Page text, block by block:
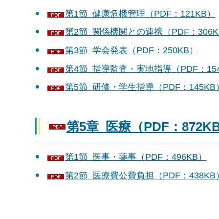
第1節 健康危機管理（PDF：121KB）
第2節 関係機関との連携（PDF：
第3節 学会発表（PDF：250KB）
第4節 指導監査・実地指導（PDF：
第5節 研修・学生指導（PDF：145KB）
第5章 医療（PDF：872KB
第1節 医事・薬事（PDF：496KB）
第2節 医療費公費負担（PDF：438KB）